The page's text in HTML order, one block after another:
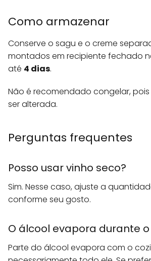
Como armazenar
Conserve o sagu e o creme
montados em recipiente fechado
até 4 dias.
Não é recomendado congelar,
ser alterada.
Perguntas frequentes
Posso usar vinho seco?
Sim. Nesse caso, ajuste a
conforme seu gosto.
O álcool evapora durante
Parte do álcool evapora com o